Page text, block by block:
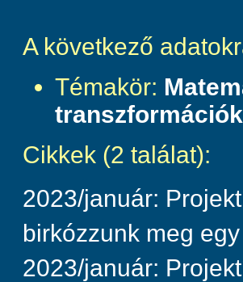
A következő
Témakör:
transzformációk
Cikkek (2 találat):
2023/január:
birkózzunk meg
2023/január: